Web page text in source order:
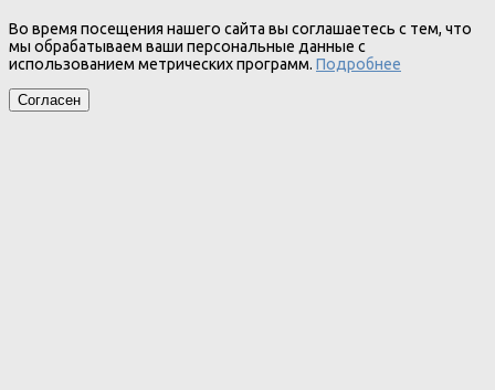
Во время посещения нашего сайта вы соглашаетесь с тем, что
мы обрабатываем ваши персональные данные с
использованием метрических программ. Подробнее
Согласен